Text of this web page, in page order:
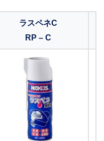
ラスペネC
RP – C